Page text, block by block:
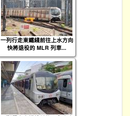
一列行走東鐵綫前往上水方向
快將退役的 MLR 列車...